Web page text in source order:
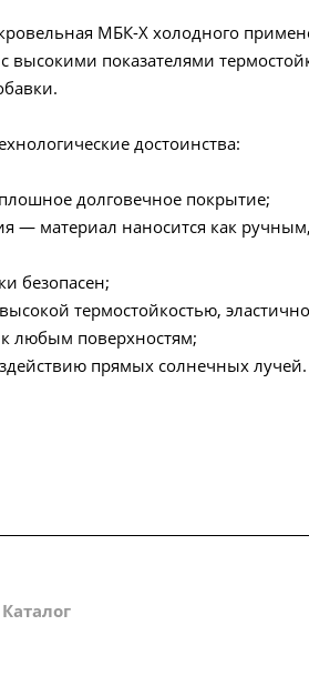
МБК-Х холодного
высокими показателями
достоинства:
долговечное покрытие;
— материал наносится как
безопасен;
термостойкостью,
любым поверхностям;
прямых солнечных лучей.
Каталог